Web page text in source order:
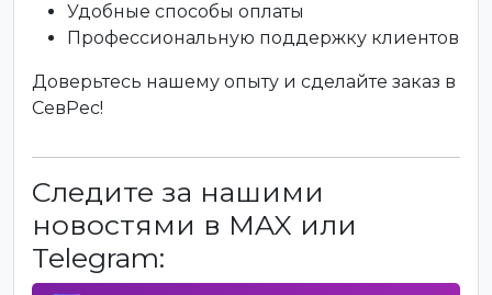
Удобные способы оплаты
Профессиональную поддержку клиентов
Доверьтесь нашему опыту и сделайте заказ в
СевРес!
Следите за нашими
новостями в MAX или
Telegram: